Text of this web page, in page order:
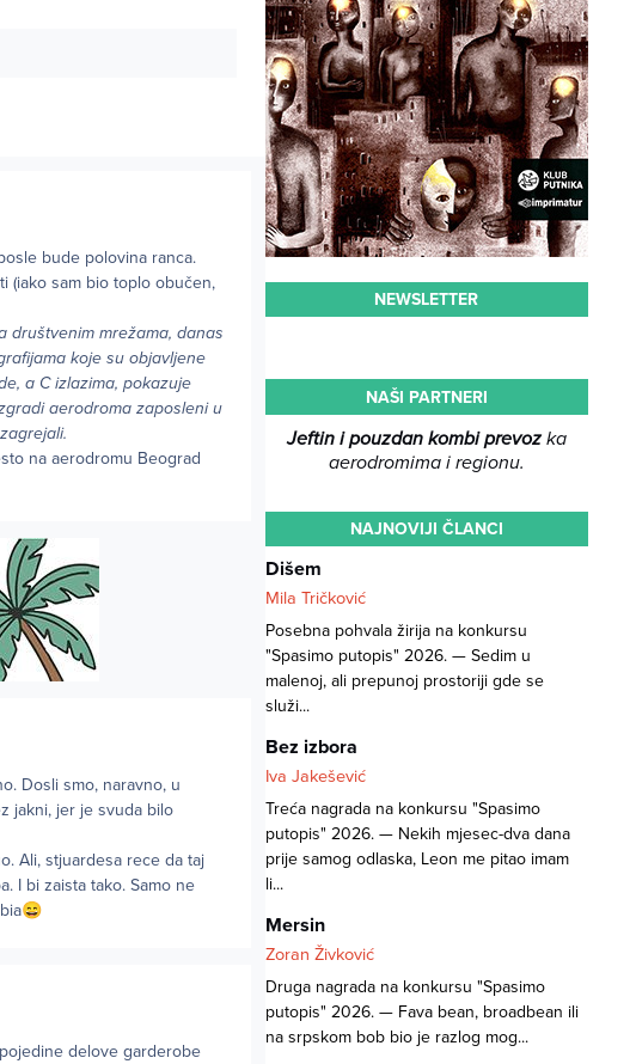
bude polovina ranca.
(iako sam bio toplo obučen,
društvenim mrežama, danas
koje su objavljene
a C izlazima, pokazuje
aerodroma zaposleni u
na aerodromu Beograd
Dosli smo, naravno, u
jakni, jer je svuda bilo
Ali, stjuardesa rece da taj
I bi zaista tako. Samo ne
😄
delove garderobe
NEWSLETTER
NAŠI PARTNERI
Jeftin i pouzdan kombi prevozka
aerodromima i regionu.
NAJNOVIJI ČLANCI
Dišem
Mila Tričković
Posebna pohvala žirija na konkursu
"Spasimo putopis" 2026. — Sedim u
malenoj, ali prepunoj prostoriji gde se
služi...
Bez izbora
Iva Jakešević
Treća nagrada na konkursu "Spasimo
putopis" 2026. — Nekih mjesec-dva dana
prije samog odlaska, Leon me pitao imam
li...
Mersin
Zoran Živković
Druga nagrada na konkursu "Spasimo
putopis" 2026. — Fava bean, broadbean ili
na srpskom bob bio je razlog mog...